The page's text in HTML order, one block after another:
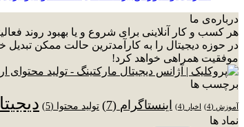
درباره‌ی ما
هر کسب و کار آنلاینی برای شروع و یا بهبود روند
در حوزه دیجیتال را به کارآمدترین حالت ممکن
موفقیت همراهی خواهد کرد!
برچسب ها
آموزش (4) اخبار (4) اینستاگرام (7) تولید محتوا (5)
نماد ها